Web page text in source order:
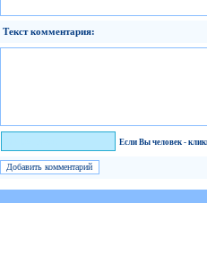
Текст комментария:
Если Вы человек -